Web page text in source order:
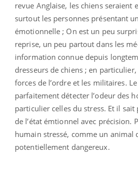
revue Anglaise, les chiens seraient
surtout les personnes présentant
émotionnelle ; On est un peu
reprise, un peu partout dans les
information connue depuis
dresseurs de chiens ; en
forces de l’ordre et les militaires.
parfaitement détecter l’odeur des
particulier celles du stress. Et il
de l’état émtionnel avec précision.
humain stressé, comme un animal
potentiellement dangereux.